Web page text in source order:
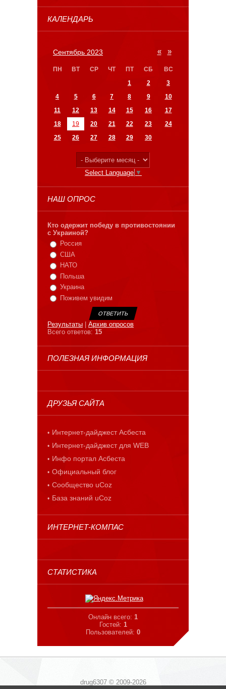
КАЛЕНДАРЬ
«
Сентябрь 2023 »
ПН ВТ СР ЧТ ПТ СБ
ВС
1
2
3
4
5 6 7 8 9
10
11
12 13 14 15 16
17
18
19 20 21 22 23
24
25
26 27 28 29 30
Select Language ▼
НАШ ОПРОС
Кто одержит победу в противостоянии
с Украиной?
Россия
США
НАТО
Польша
Украина
Поживем увидим
Результаты
Архив опросов
Всего ответов: 15
ПОЛЕЗНАЯ ИНФОРМАЦИЯ
ДРУЗЬЯ САЙТА
Интернет-дайджест Асбеста
Интернет-дайджест для WEB
Инфо портал Асбеста
Официальный блог
Сообщество uCoz
База знаний uCoz
ИНТЕРНЕТ-КОМПАС
СТАТИСТИКА
Онлайн всего: 1
Гостей: 1
Пользователей: 0
drug6307 © 2009-2026